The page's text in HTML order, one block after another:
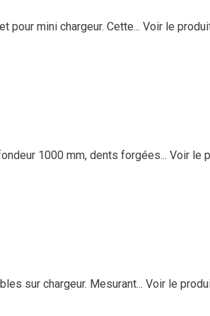
mini chargeur. Cette... Voir le
1000 mm, dents forgées... Voir le
sur chargeur. Mesurant... Voir le